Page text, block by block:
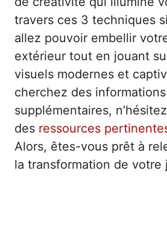
travers ces 3 techniques
allez pouvoir embellir
extérieur tout en jouant
visuels modernes et
cherchez des informations
supplémentaires,
des ressources
Alors, êtes-vous prêt à
la transformation de votre